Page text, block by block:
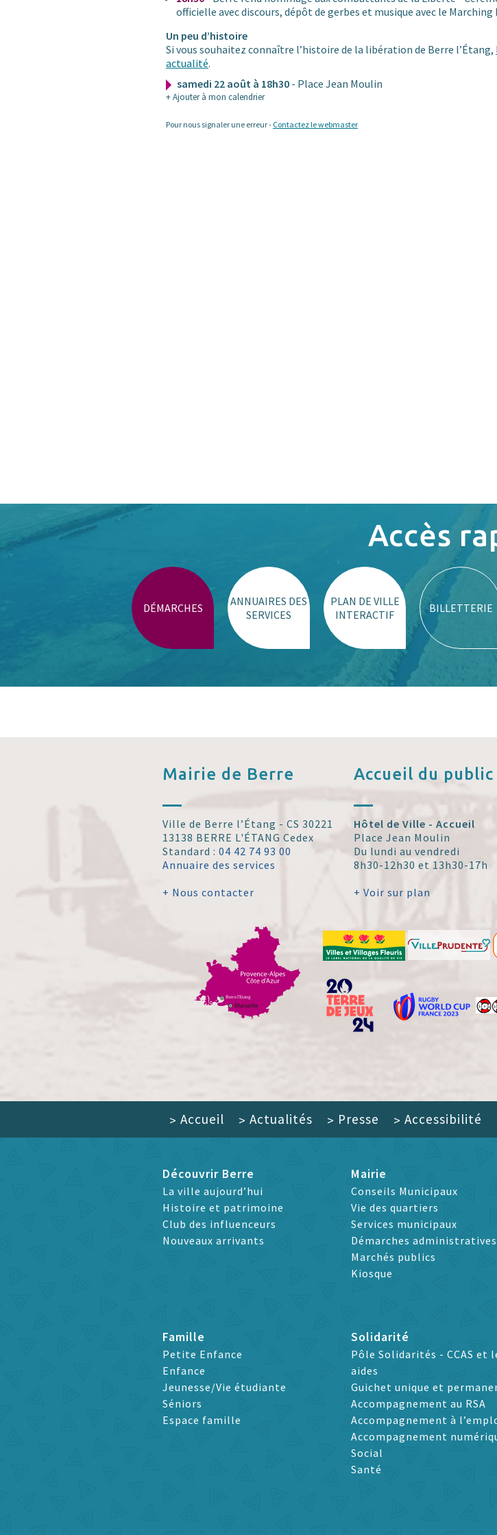
officielle avec discours, dépôt de gerbes et musique avec le Marching
Un peu d’histoire
Si vous souhaitez connaître l’histoire de la libération de Berre l’Étang,
actualité.
samedi 22 août à 18h30 - Place Jean Moulin
+ Ajouter à mon calendrier
Pour nous signaler une erreur - Contactez le webmaster
Accès
DÉMARCHES
ANNUAIRES DES
SERVICES
PLAN DE VILLE
INTERACTIF
BILLETTERIE
Mairie de Berre
Ville de Berre l’Étang - CS 30221
13138 BERRE L'ÉTANG Cedex
Standard :04 42 74 93 00
Annuaire des services
+ Nous contacter
Accueil du public
Hôtel de Ville - Accueil
Place Jean Moulin
Du lundi au vendredi
8h30-12h30 et 13h30-17h
+ Voir sur plan
> Accueil > Actualités > Presse > Accessibilité
Découvrir Berre
La ville aujourd’hui
Histoire et patrimoine
Club des influenceurs
Nouveaux arrivants
Mairie
Conseils Municipaux
Vie des quartiers
Services municipaux
Démarches administratives
Marchés publics
Kiosque
Famille
Petite Enfance
Enfance
Jeunesse/Vie étudiante
Séniors
Espace famille
Solidarité
Pôle Solidarités - CCAS et
aides
Guichet unique et
Accompagnement au RSA
Accompagnement à
Accompagnement
Social
Santé